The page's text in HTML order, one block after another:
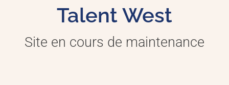
Talent West
Site en cours de maintenance